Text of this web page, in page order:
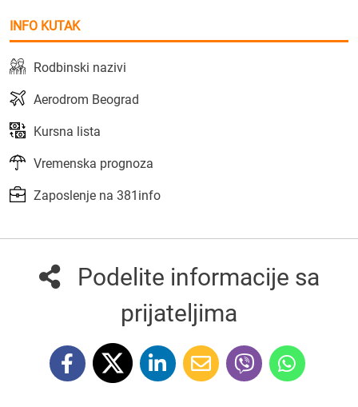
INFO KUTAK
Rodbinski nazivi
Aerodrom Beograd
Kursna lista
Vremenska prognoza
Zaposlenje na 381info
Podelite informacije sa
prijateljima